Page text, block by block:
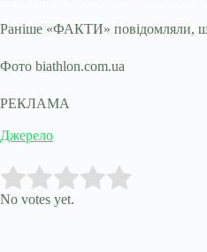
Раніше «ФАКТИ» повідомляли, що
Фото biathlon.com.ua
РЕКЛАМА
Джерело
Rate this item:
No votes yet.